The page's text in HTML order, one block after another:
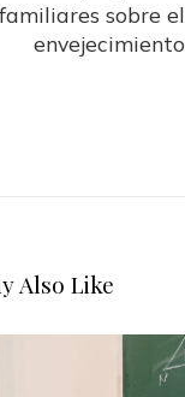
familiares sobre el
envejecimiento
Also Like